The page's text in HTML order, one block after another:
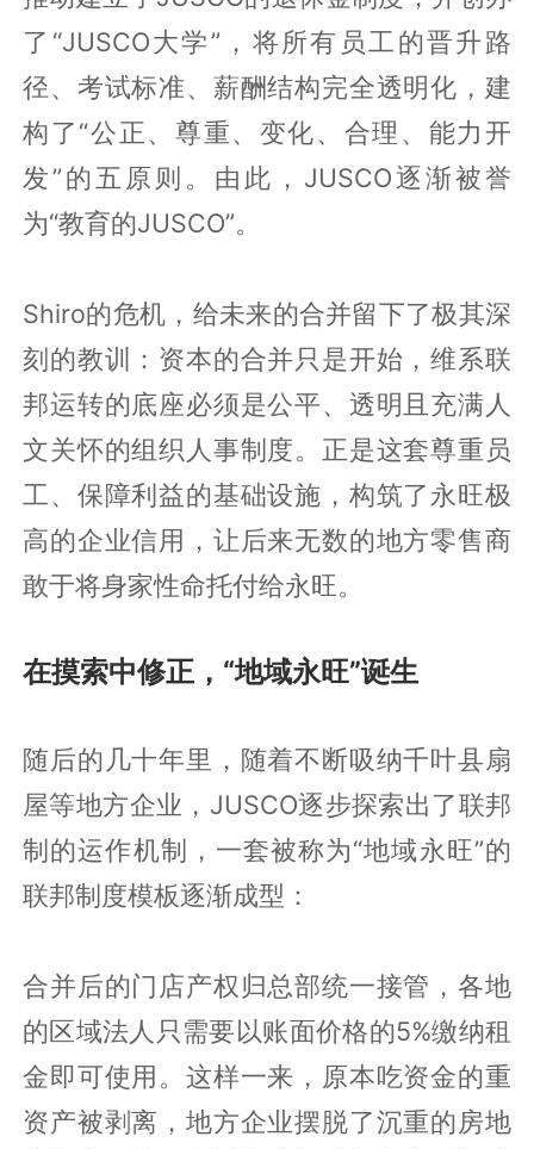
了“JUSCO大学”，将所有员工的晋升路
径、考试标准、薪酬结构完全透明化，建
构了“公正、尊重、变化、合理、能力开
发”的五原则。由此，JUSCO逐渐被誉
为“教育的JUSCO”。
Shiro的危机，给未来的合并留下了极其深
刻的教训：资本的合并只是开始，维系联
邦运转的底座必须是公平、透明且充满人
文关怀的组织人事制度。正是这套尊重员
工、保障利益的基础设施，构筑了永旺极
高的企业信用，让后来无数的地方零售商
敢于将身家性命托付给永旺。
在摸索中修正，“地域永旺”诞生
随后的几十年里，随着不断吸纳千叶县扇
屋等地方企业，JUSCO逐步探索出了联邦
制的运作机制，一套被称为“地域永旺”的
联邦制度模板逐渐成型：
合并后的门店产权归总部统一接管，各地
的区域法人只需要以账面价格的5%缴纳租
金即可使用。这样一来，原本吃资金的重
资产被剥离，地方企业摆脱了沉重的房地